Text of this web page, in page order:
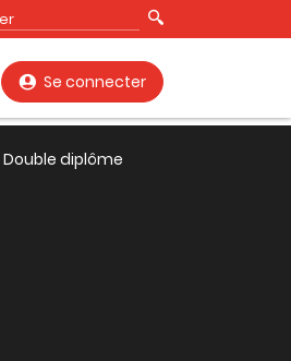
Se connecter
diplôme